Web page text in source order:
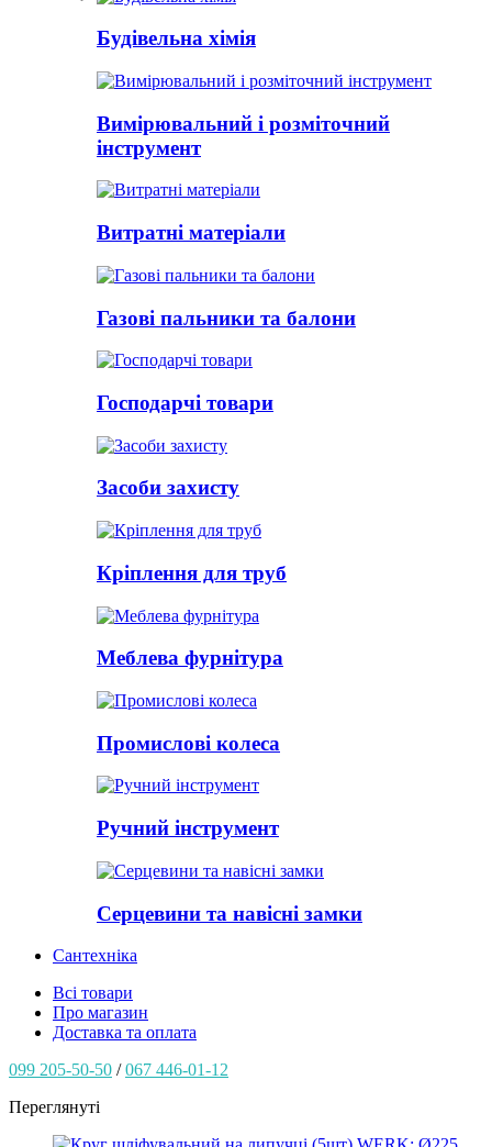
Будівельна хімія
Вимірювальний і розміточний
інструмент
Витратні матеріали
Газові пальники та балони
Господарчі товари
Засоби захисту
Кріплення для труб
Меблева фурнітура
Промислові колеса
Ручний інструмент
Серцевини та навісні замки
Сантехніка
Всі товари
Про магазин
Доставка та оплата
099 205-50-50 /067 446-01-12
Переглянуті